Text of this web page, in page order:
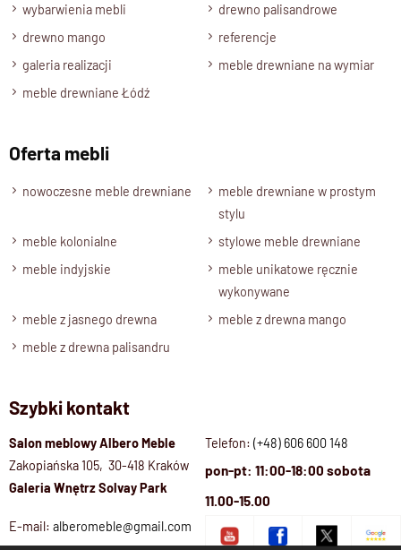
Minimalistyczny design i
naturalne piękno drewna
sobie prostotę
drewna.
Drewno 100% Mango
Meble drewniane nowoczesne / kolekcja CUBE
Długość
1,20 - 2,60 metra
Wysokość
76 cm
Szerokość
wybarwienia mebli
drewno palisandrowe
drewno mango
referencje
galeria realizacji
meble drewniane na wymiar
meble drewniane Łódź
Oferta mebli
nowoczesne meble drewniane
meble drewniane w prostym
stylu
meble kolonialne
stylowe meble drewniane
meble indyjskie
meble unikatowe ręcznie
wykonywane
meble z jasnego drewna
meble z drewna mango
meble z drewna palisandru
Szybki kontakt
Salon meblowy Albero Meble
Zakopiańska 105, 30-418 Kraków
Galeria Wnętrz Solvay Park
Telefon: (+48) 606 600 148
pon-pt: 11:00-18:00 sobota
11.00-15.00
E-mail: alberomeble@gmail.com